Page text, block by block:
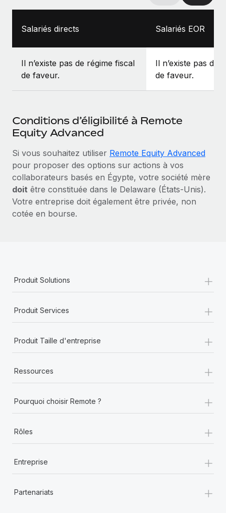
Salariés directs Salariés EOR
Il n’existe pas de régime fiscal
de faveur.
Il n’existe pas de
de faveur.
Conditions d’éligibilité à Remote
Equity Advanced
Si vous souhaitez utiliser Remote Equity Advanced
pour proposer des options sur actions à vos
collaborateurs basés en Égypte, votre société mère
doit être constituée dans le Delaware (États-Unis).
Votre entreprise doit également être privée, non
cotée en bourse.
Produit Solutions +
Produit Services +
Produit Taille d'entreprise +
Ressources +
Pourquoi choisir Remote ? +
Rôles +
Entreprise +
Partenariats +